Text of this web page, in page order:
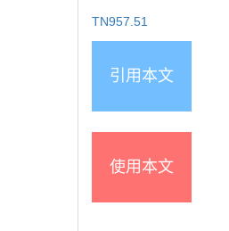
TN957.51
引用本文
使用本文